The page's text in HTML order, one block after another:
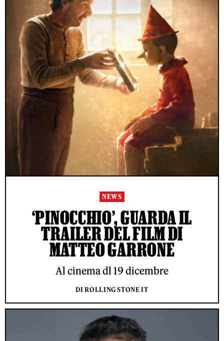
NEWS
‘PINOCCHIO’, GUARDA IL
TRAILER DEL FILM DI
MATTEO GARRONE
Al cinema dl 19 dicembre
DI ROLLING STONE IT